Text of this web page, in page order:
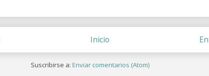
Inicio
Suscribirse a: Enviar comentarios (Atom)